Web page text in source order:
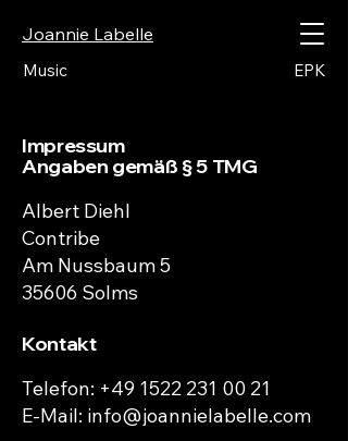
Joannie Labelle
Music EPK
Impressum
Angaben gemäß § 5 TMG
Albert Diehl
Contribe
Am Nussbaum 5
35606 Solms
Kontakt
Telefon: +49 1522 231 00 21
E-Mail: info@joannielabelle.com